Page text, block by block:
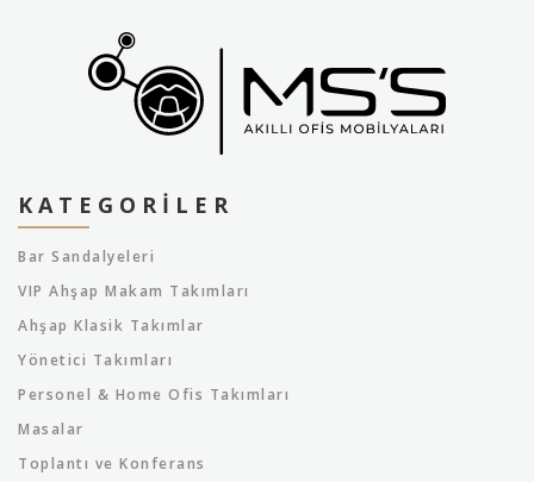
KATEGORILER
Bar Sandalyeleri
VIP Ahşap Makam Takımları
Ahşap Klasik Takımlar
Yönetici Takımları
Personel & Home Ofis Takımları
Masalar
Toplantı ve Konferans